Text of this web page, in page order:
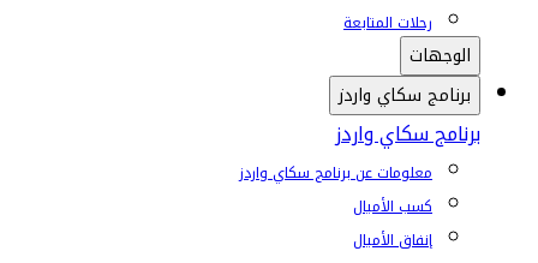
رحلات المتابعة
الوجهات
برنامج سكاي واردز
برنامج سكاي واردز
معلومات عن برنامج سكاي واردز
كسب الأميال
إنفاق الأميال